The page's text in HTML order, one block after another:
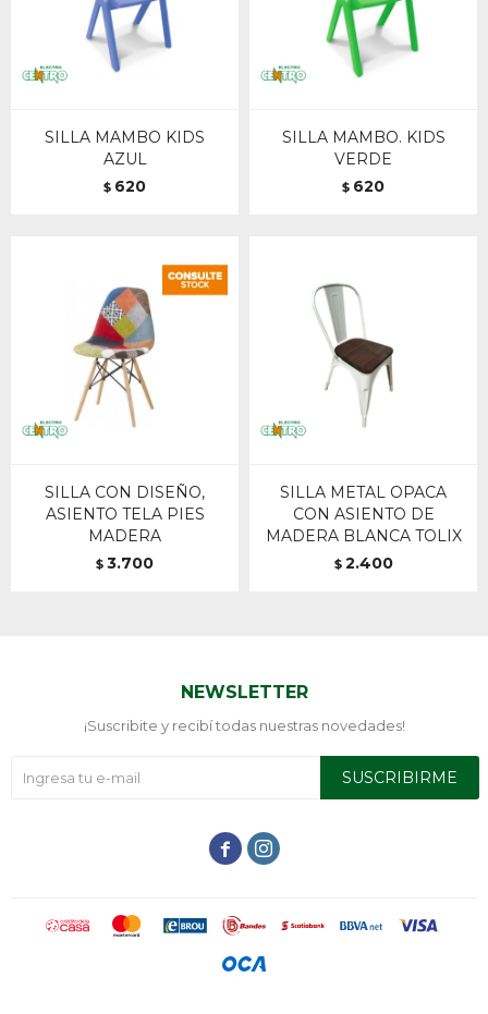
SILLA MAMBO KIDS
AZUL
$ 620
SILLA MAMBO. KIDS
VERDE
$ 620
SILLA CON DISEÑO,
ASIENTO TELA PIES
MADERA
$ 3.700
SILLA METAL OPACA
CON ASIENTO DE
MADERA BLANCA TOLIX
$ 2.400
NEWSLETTER
¡Suscribite y recibí todas nuestras novedades!
SUSCRIBIRME
 